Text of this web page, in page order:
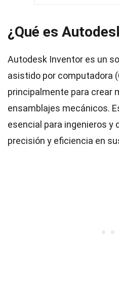
¿Qué es
Autodesk Inventor es un
asistido por computadora
principalmente para crear
ensamblajes mecánicos.
esencial para ingenieros y
precisión y eficiencia en